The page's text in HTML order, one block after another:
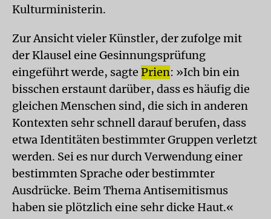
Kulturministerin.
Zur Ansicht vieler Künstler, der zufolge mit
der Klausel eine Gesinnungsprüfung
eingeführt werde, sagte Prien: »Ich bin ein
bisschen erstaunt darüber, dass es häufig die
gleichen Menschen sind, die sich in anderen
Kontexten sehr schnell darauf berufen, dass
etwa Identitäten bestimmter Gruppen verletzt
werden. Sei es nur durch Verwendung einer
bestimmten Sprache oder bestimmter
Ausdrücke. Beim Thema Antisemitismus
haben sie plötzlich eine sehr dicke Haut.«